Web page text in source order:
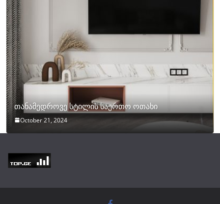
თანამედროვე სტილის საერთო ოთახი
October 21, 2024